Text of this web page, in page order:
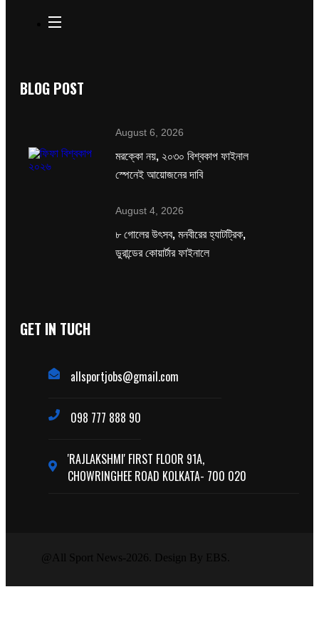
BLOG POST
August 6, 2026
মরক্কো নয়, ২০৩০ বিশ্বকাপ ফাইনাল
স্পেনেই আয়োজনের দাবি
August 4, 2026
৮ গোলের উৎসব, মনবীরের হ্যাটট্রিক,
ডুরান্ডের কোয়ার্টার ফাইনালে
GET IN TUCH
allsportjobs@gmail.com
098 777 888 90
'RAJLAKSHMI' FIRST FLOOR 91A,
CHOWRINGHEE ROAD KOLKATA- 700 020
@All Sport News-2026. Design By EBS.